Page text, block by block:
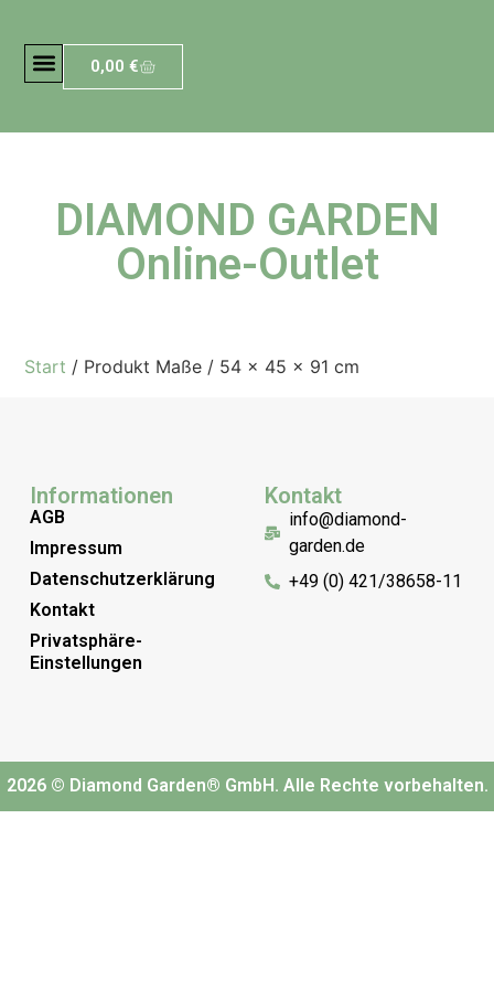
0,00€
DIAMOND GARDEN
Online-Outlet
Start / Produkt Maße / 54 x 45 x 91 cm
Informationen
AGB
Impressum
Datenschutzerklärung
Kontakt
Privatsphäre-
Einstellungen
Kontakt
info@diamond-
garden.de
+49 (0) 421/38658-11
2026 © Diamond Garden® GmbH. Alle Rechte vorbehalten.